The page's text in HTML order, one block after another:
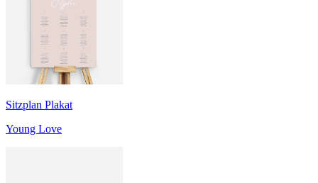
Sitzplan Plakat
Young Love